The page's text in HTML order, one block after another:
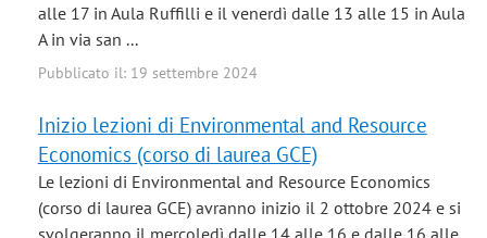
alle 17 in Aula Ruffilli e il venerdì dalle 13 alle 15 in Aula
A in via san ...
Pubblicato il: 19 settembre 2024
Inizio lezioni di Environmental and Resource
Economics (corso di laurea GCE)
Le lezioni di Environmental and Resource Economics
(corso di laurea GCE) avranno inizio il 2 ottobre 2024 e si